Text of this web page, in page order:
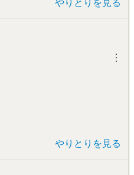
やりとりを見る
︙
やりとりを見る